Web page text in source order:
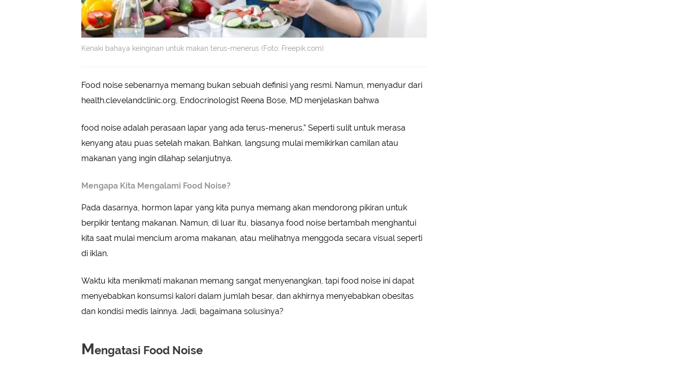
Kenaki bahaya keinginan untuk makan terus-menerus (Foto: Freepik.com)
Food noise sebenarnya memang bukan sebuah definisi yang resmi. Namun, menyadur dari
health.clevelandclinic.org, Endocrinologist Reena Bose, MD menjelaskan bahwa
food noise adalah perasaan lapar yang ada terus-menerus.” Seperti sulit untuk merasa
kenyang atau puas setelah makan. Bahkan, langsung mulai memikirkan camilan atau
makanan yang ingin dilahap selanjutnya.
Mengapa Kita Mengalami Food Noise?
Pada dasarnya, hormon lapar yang kita punya memang akan mendorong pikiran untuk
berpikir tentang makanan. Namun, di luar itu, biasanya food noise bertambah menghantui
kita saat mulai mencium aroma makanan, atau melihatnya menggoda secara visual seperti
di iklan.
Waktu kita menikmati makanan memang sangat menyenangkan, tapi food noise ini dapat
menyebabkan konsumsi kalori dalam jumlah besar, dan akhirnya menyebabkan obesitas
dan kondisi medis lainnya. Jadi, bagaimana solusinya?
Mengatasi Food Noise